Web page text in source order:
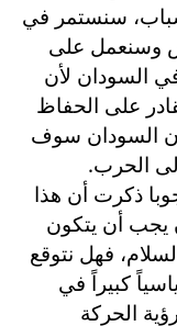
سنستمر في
وسنعمل على
السودان لأن
على الحفاظ
السودان سوف
الحرب.
ذكرت أن هذا
يجب أن يتكون
فهل نتوقع
كبيراً في
الحركة